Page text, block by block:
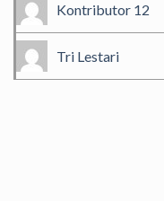
Kontributor 12
Tri Lestari